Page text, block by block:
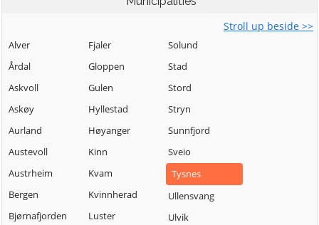
Stroll up beside >>
Alver
Årdal
Askvoll
Askøy
Aurland
Austevoll
Austrheim
Bergen
Bjørnafjorden
Fjaler
Gloppen
Gulen
Hyllestad
Høyanger
Kinn
Kvam
Kvinnherad
Luster
Solund
Stad
Stord
Stryn
Sunnfjord
Sveio
Tysnes
Ullensvang
Ulvik